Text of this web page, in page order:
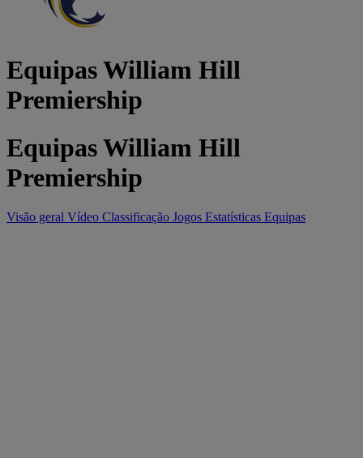
Equipas William Hill
Premiership
Equipas William Hill
Premiership
Visão geral Vídeo Classificação Jogos Estatísticas Equipas